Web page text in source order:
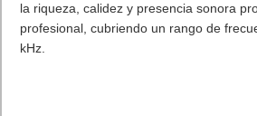
la riqueza, calidez y presencia sonora
profesional, cubriendo un rango de
kHz.